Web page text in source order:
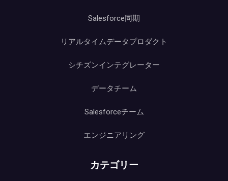
Salesforce同期
リアルタイムデータプロダクト
シチズンインテグレーター
データチーム
Salesforceチーム
エンジニアリング
カテゴリー